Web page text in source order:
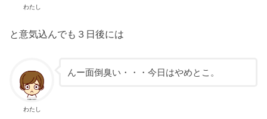
わたし
と意気込んでも３日後には
わたし
んー面倒臭い・・・今日はやめとこ。